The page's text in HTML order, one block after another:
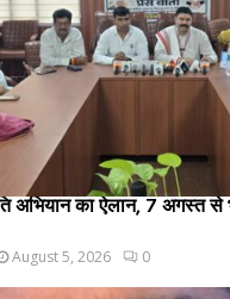
अभियान का ऐलान, 7 अगस्त से
August 5, 2026 0